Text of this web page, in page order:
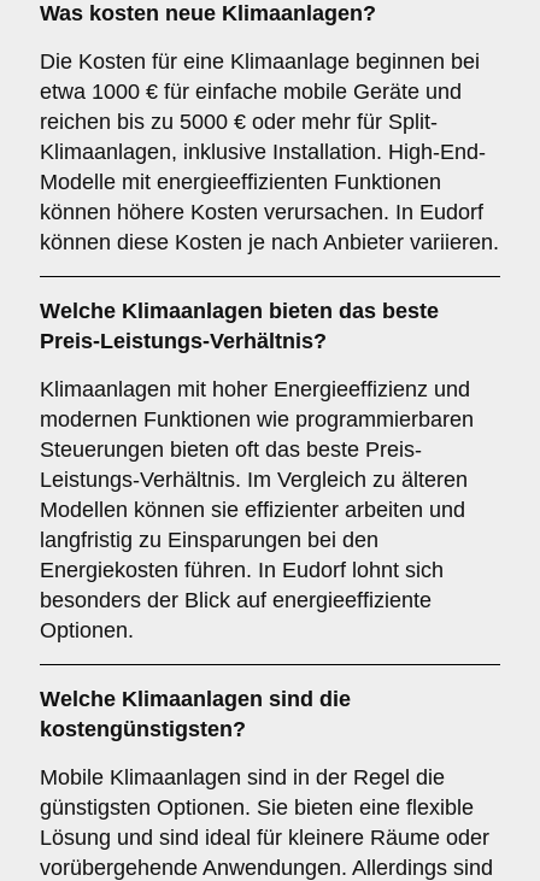
Was kosten neue Klimaanlagen?
Die Kosten für eine Klimaanlage beginnen bei
etwa 1000 € für einfache mobile Geräte und
reichen bis zu 5000 € oder mehr für Split-
Klimaanlagen, inklusive Installation. High-End-
Modelle mit energieeffizienten Funktionen
können höhere Kosten verursachen. In Eudorf
können diese Kosten je nach Anbieter variieren.
Welche Klimaanlagen bieten das beste
Preis-Leistungs-Verhältnis?
Klimaanlagen mit hoher Energieeffizienz und
modernen Funktionen wie programmierbaren
Steuerungen bieten oft das beste Preis-
Leistungs-Verhältnis. Im Vergleich zu älteren
Modellen können sie effizienter arbeiten und
langfristig zu Einsparungen bei den
Energiekosten führen. In Eudorf lohnt sich
besonders der Blick auf energieeffiziente
Optionen.
Welche Klimaanlagen sind die
kostengünstigsten?
Mobile Klimaanlagen sind in der Regel die
günstigsten Optionen. Sie bieten eine flexible
Lösung und sind ideal für kleinere Räume oder
vorübergehende Anwendungen. Allerdings sind